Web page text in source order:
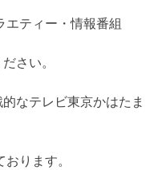
エティー・情報番組
さい。
なテレビ東京かはたま
ります。